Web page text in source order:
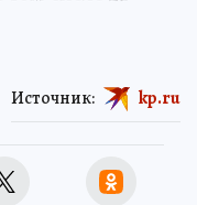
Источник: kp.ru